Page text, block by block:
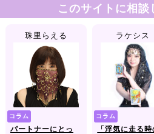
このサイトに相談
珠里らえる
コラム
パートナーにとっ
ラケシス
コラム
「浮気に走る時